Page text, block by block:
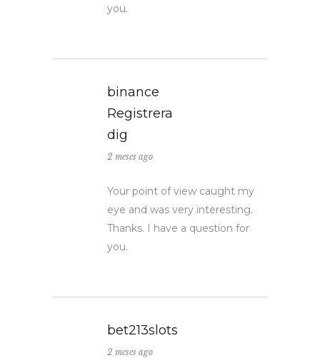
you.
binance
Registrera
dig
2 meses ago
Your point of view caught my
eye and was very interesting.
Thanks. I have a question for
you.
bet213slots
2 meses ago